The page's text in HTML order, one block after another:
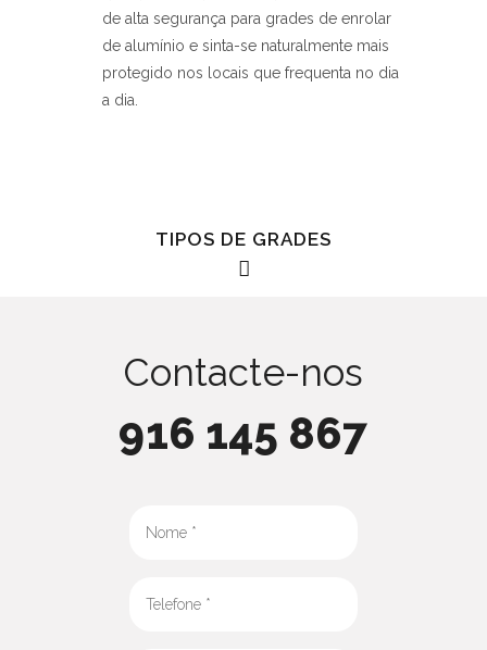
de alta segurança para grades de enrolar
de alumínio e sinta-se naturalmente mais
protegido nos locais que frequenta no dia
a dia.
TIPOS DE GRADES
Tipos de Cadeados e
Fechaduras para Grades
Na Génios vendemos e efetuamos
grades, nomeadamente:
Contacte-nos
916 145 867